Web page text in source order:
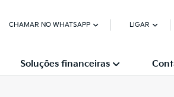
CHAMAR NO WHATSAPP LIGAR
Soluções financeiras